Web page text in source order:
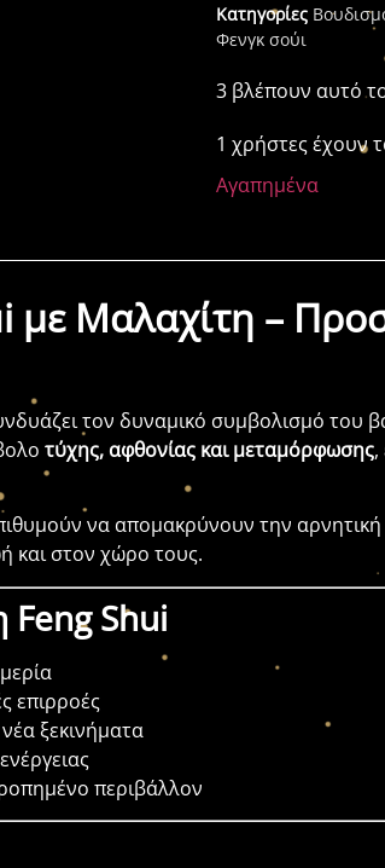
Κατηγορίες
Φενγκ σούι
3 βλέπουν αυτό
1 χρήστες έχουν
Αγαπημένα
με Μαλαχίτη –
τον δυναμικό συμβολισμό του
τύχης, αφθονίας και μεταμόρφωσης,
να απομακρύνουν την
και στον χώρο τους.
Shui
επιρροές
ξεκινήματα
περιβάλλον